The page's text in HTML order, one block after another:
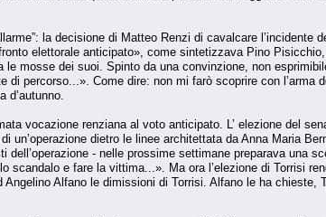
la decisione di Matteo Renzi di cavalcare l’incidente
elettorale anticipato», come sintetizzava Pino
mosse dei suoi. Spinto da una convinzione, non
percorso...». Come dire: non mi farò scoprire con l’arma
vocazione renziana al voto anticipato. L’ elezione del
dietro le linee architettata da Anna Maria
- nelle prossime settimane preparava una
e fare la vittima...». Ma ora l’elezione di Torrisi
Alfano le dimissioni di Torrisi. Alfano le ha chieste,